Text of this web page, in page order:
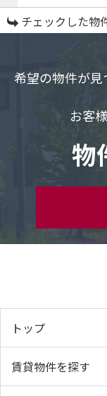
チェックした物
希望の物件が
お客
物
トップ
賃貸物件を探す